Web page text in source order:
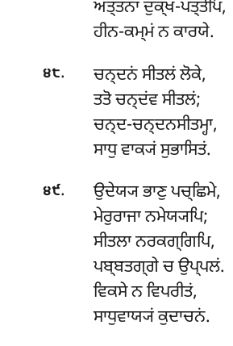
ਅਤ੍ਤਨਾ ਦੁਕ੍ਖ-ਪਤ੍ਤੋਪਿ,
ਹੀਨ-ਕਮ੍ਮਂ ਨ ਕਾਰਯੇ.
੪੮. ਚਨ੍ਦਨਂਸੀਤਲਂ ਲੋਕੇ,
ਤਤੋ ਚਨ੍ਦਂਵ ਸੀਤਲਂ;
ਚਨ੍ਦ-ਚਨ੍ਦਨਸੀਤਮ੍ਹਾ,
ਸਾਧੁ ਵਾਕ੍ਯਂ ਸੁਭਾਸਿਤਂ.
੪੯.
ਉਦੇਯ੍ਯ ਭਾਣੁ ਪਚ੍ਛਿਮੇ,
ਮੇਰੁਰਾਜਾ ਨਮੇਯ੍ਯਪਿ;
ਸੀਤਲਾ ਨਰਕਗ੍ਗਿਪਿ,
ਪਬ੍ਬਤਗ੍ਗੇ ਚ ਉਪ੍ਪਲਂ.
ਵਿਕਸੇ ਨ ਵਿਪਰੀਤਂ,
ਸਾਧੁਵਾਯ੍ਯਂ ਕੁਦਾਚਨਂ.